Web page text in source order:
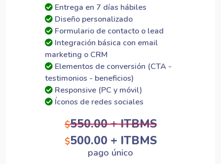
Entrega en 7 días hábiles
Diseño personalizado
Formulario de contacto o lead
Integración básica con email
marketing o CRM
Elementos de conversión (CTA -
testimonios - beneficios)
Responsive (PC y móvil)
Íconos de redes sociales
$550.00 + ITBMS
$500.00 + ITBMS
pago único